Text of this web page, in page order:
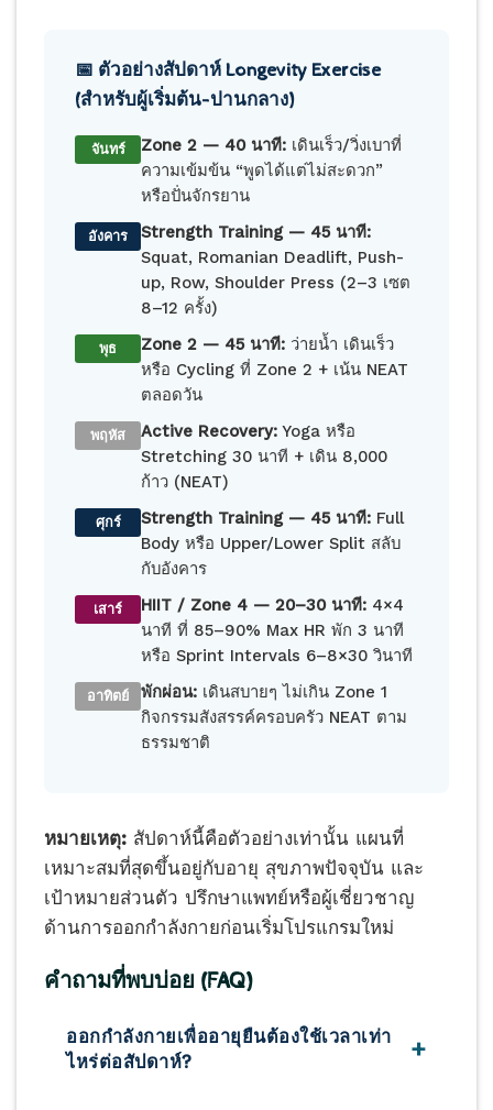
📅 ตัวอย่างสัปดาห์ Longevity Exercise
(สำหรับผู้เริ่มต้น-ปานกลาง)
จันทร์ Zone 2 — 40 นาที: เดินเร็ว/วิ่งเบาที่
ความเข้มข้น “พูดได้แต่ไม่สะดวก”
หรือปั่นจักรยาน
อังคาร
Strength Training — 45 นาที:
Squat, Romanian Deadlift, Push-
up, Row, Shoulder Press (2–3 เซต
8–12 ครั้ง)
พุธ Zone 2 — 45 นาที: ว่ายน้ำ เดินเร็ว
หรือ Cycling ที่ Zone 2 + เน้น NEAT
ตลอดวัน
พฤหัส Active Recovery: Yoga หรือ
Stretching 30 นาที + เดิน 8,000
ก้าว (NEAT)
ศุกร์ Strength Training — 45 นาที: Full
Body หรือ Upper/Lower Split สลับ
กับอังคาร
เสาร์ HIIT / Zone 4 — 20–30 นาที: 4×4
นาที ที่ 85–90% Max HR พัก 3 นาที
หรือ Sprint Intervals 6–8×30 วินาที
อาทิตย์ พักผ่อน: เดินสบายๆ ไม่เกิน Zone 1
กิจกรรมสังสรรค์ครอบครัว NEAT ตาม
ธรรมชาติ
หมายเหตุ: สัปดาห์นี้คือตัวอย่างเท่านั้น แผนที่
เหมาะสมที่สุดขึ้นอยู่กับอายุ สุขภาพปัจจุบัน และ
เป้าหมายส่วนตัว ปรึกษาแพทย์หรือผู้เชี่ยวชาญ
ด้านการออกกำลังกายก่อนเริ่มโปรแกรมใหม่
คำถามที่พบบ่อย (FAQ)
ออกกำลังกายเพื่ออายุยืนต้องใช้เวลาเท่า
ไหร่ต่อสัปดาห์?
+